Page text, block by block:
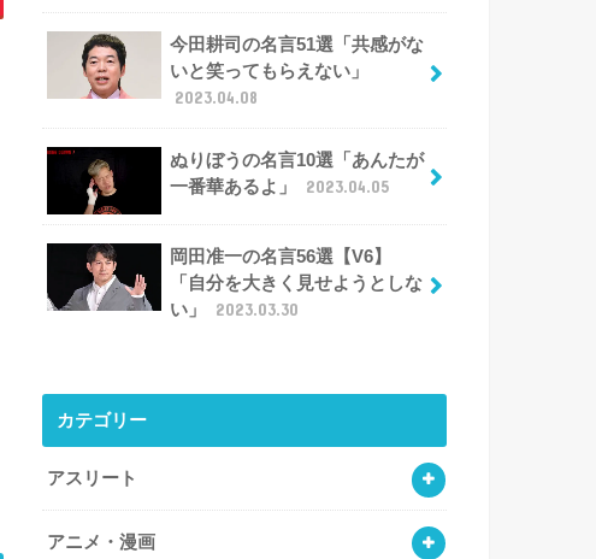
今田耕司の名言51選「共感がな
いと笑ってもらえない」
2023.04.08
ぬりぼうの名言10選「あんたが
一番華あるよ」
2023.04.05
岡田准一の名言56選【V6】
「自分を大きく見せようとしな
い」
2023.03.30
カテゴリー
アスリート
アニメ・漫画